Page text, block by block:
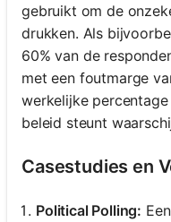
gebruikt om de
drukken. Als
60% van de
met een foutmarge
werkelijke
beleid steunt
Casestudies en
Political Polling: